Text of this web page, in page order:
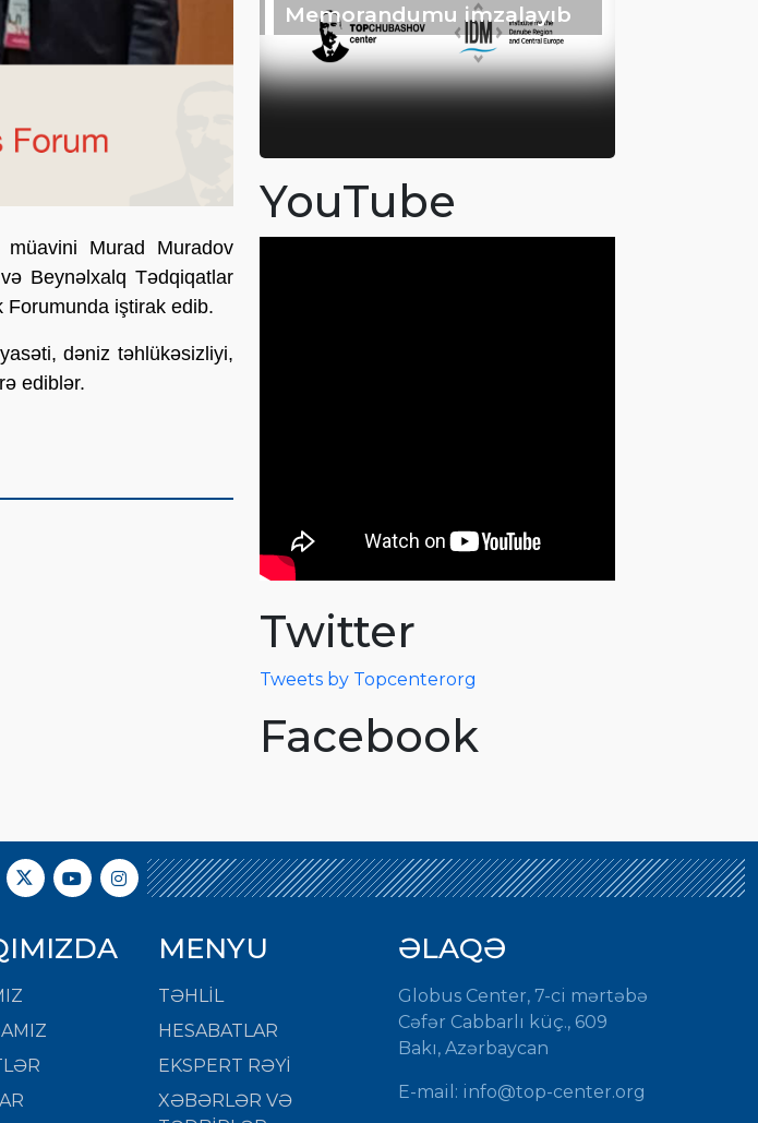
Murad Muradov
Beynəlxalq Tədqiqatlar
Forumunda iştirak edib.
dəniz təhlükəsizliyi,
ediblər.
Memorandumu imzalayıb
YouTube
Twitter
Tweets by Topcenterorg
Facebook
MENYU
TƏHLİL
HESABATLAR
EKSPERT RƏYİ
XƏBƏRLƏR VƏ
ƏLAQƏ
Globus Center, 7-ci mərtəbə
Cəfər Cabbarlı küç., 609
Bakı, Azərbaycan
E-mail: info@top-center.org